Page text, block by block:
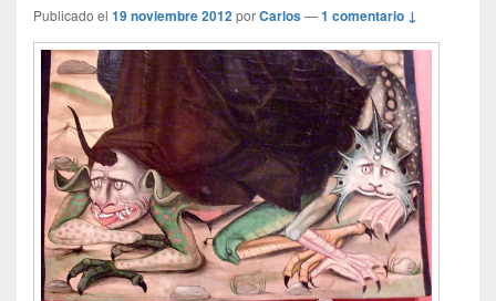
Publicado el 19 noviembre 2012porCarlos—1 comentario ↓